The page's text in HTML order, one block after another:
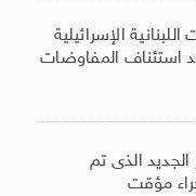
الإسرائيلية
استئناف المفاوضات
الذى تم
مؤقت